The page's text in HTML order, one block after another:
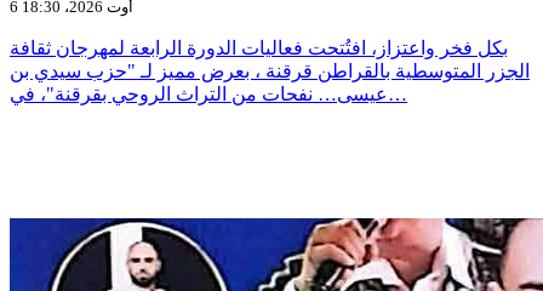
6 أوت 2026، 18:30
بكل فخر واعتزاز، افتُتحت فعاليات الدورة الرابعة لمهرجان ثقافة
الجزر المتوسطية بالقراطن قرقنة ، بعرض مميز لـ "حزب سيدي بن
عيسى… نفحات من التراث الروحي بقرقنة"، في…